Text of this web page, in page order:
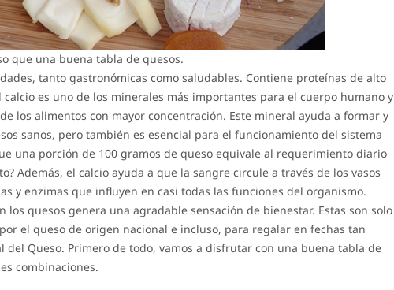
que una buena tabla de quesos.
tanto gastronómicas como saludables. Contiene proteínas de alto
es uno de los minerales más importantes para el cuerpo humano y
los alimentos con mayor concentración. Este mineral ayuda a formar y
sanos, pero también es esencial para el funcionamiento del sistema
una porción de 100 gramos de queso equivale al requerimiento diario
Además, el calcio ayuda a que la sangre circule a través de los vasos
y enzimas que influyen en casi todas las funciones del organismo.
los quesos genera una agradable sensación de bienestar. Estas son solo
el queso de origen nacional e incluso, para regalar en fechas tan
del Queso. Primero de todo, vamos a disfrutar con una buena tabla de
combinaciones.